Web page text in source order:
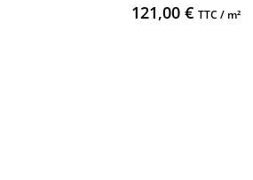
121,00 € TTC / m²